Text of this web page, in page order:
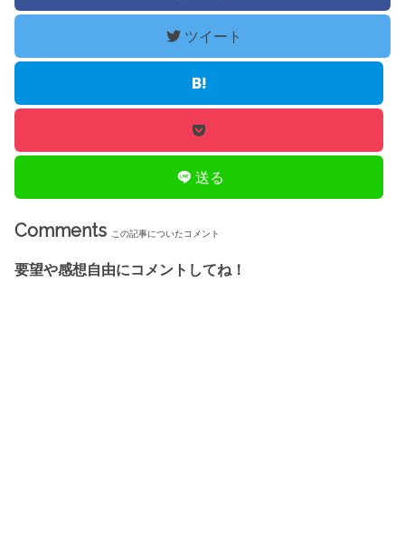
ツイート
送る
Comments この記事についたコメント
要望や感想自由にコメントしてね！